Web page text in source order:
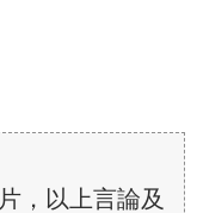
，以上言論及